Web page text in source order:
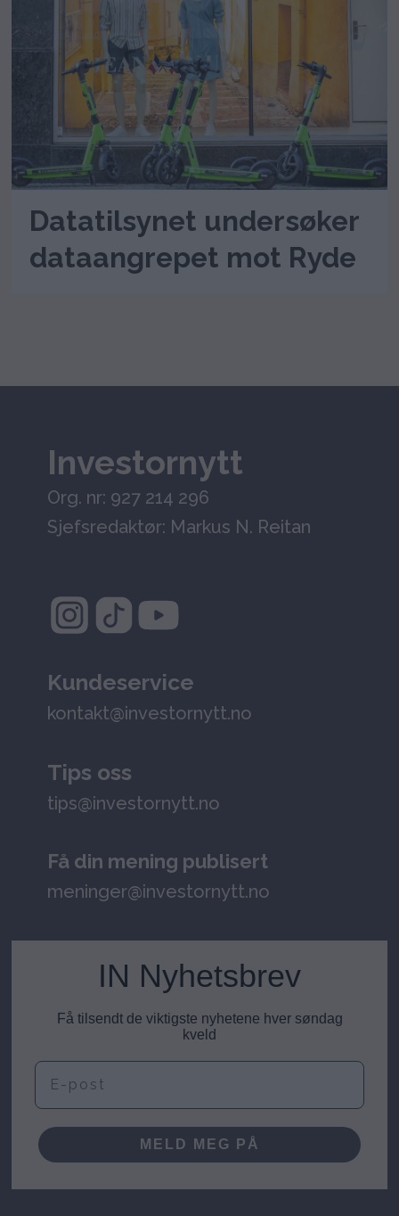
Datatilsynet undersøker
dataangrepet mot Ryde
Investornytt
Org. nr: 927 214 296
Sjefsredaktør: Markus N. Reitan
Kundeservice
kontakt@investornytt.no
Tips oss
tips@investornytt.no
Få din mening publisert
meninger@investornytt.no
IN Nyhetsbrev
Få tilsendt de viktigste nyhetene hver søndag
kveld
E-post
MELD MEG PÅ